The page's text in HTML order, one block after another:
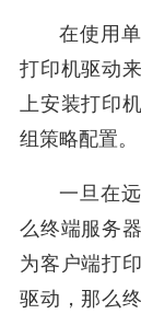
在使用
打印机驱动
上安装打印
组策略配置。
一旦在
么终端服务
为客户端打
驱动，那么